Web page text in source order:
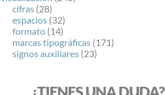
cifras (28)
espacios (32)
formato (14)
marcas tipográficas (171)
signos auxiliares (23)
¿TIENES UNA DUDA?